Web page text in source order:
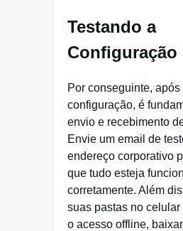
Testando a
Configuração
Por conseguinte, após
configuração, é
envio e recebimento
Envie um email de
endereço corporativo
que tudo esteja
corretamente. Além
suas pastas no
o acesso offline,